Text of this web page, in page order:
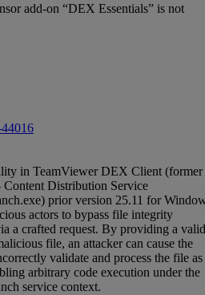
add-on “DEX Essentials” is not
in TeamViewer DEX Client (former
Content Distribution Service
prior version 25.11 for
actors to bypass file integrity
a crafted request. By providing a valid
file, an attacker can cause the
validate and process the file as
arbitrary code execution under the
service context.